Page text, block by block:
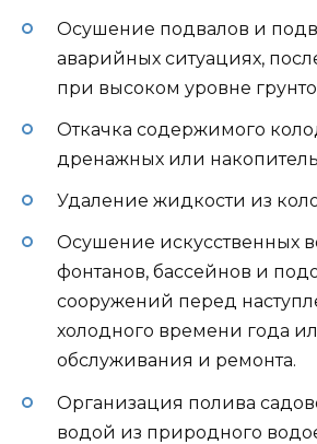
Осушение подвалов и
аварийных ситуациях,
при высоком уровне
Откачка содержимого
дренажных или
Удаление жидкости из
Осушение искусственных
фонтанов, бассейнов и
сооружений перед
холодного времени года
обслуживания и ремонта.
Организация полива
водой из природного